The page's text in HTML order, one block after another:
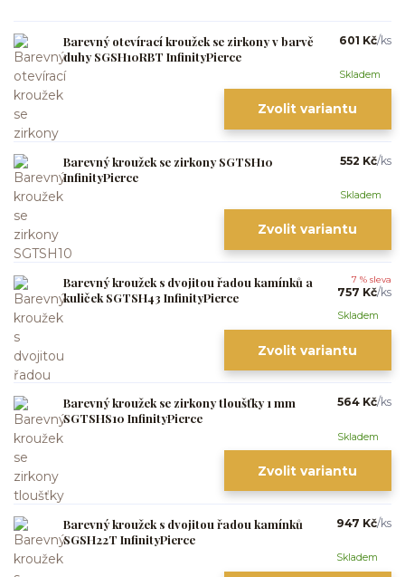
Barevný otevírací kroužek se zirkony v barvě
duhy SGSH10RBT InfinityPierce
601 Kč/ks
Skladem
Zvolit variantu
Barevný kroužek se zirkony SGTSH10
InfinityPierce
552 Kč/ks
Skladem
Zvolit variantu
Barevný kroužek s dvojitou řadou kamínků a
kuliček SGTSH43 InfinityPierce
7 % sleva
757 Kč/ks
Skladem
Zvolit variantu
Barevný kroužek se zirkony tloušťky 1 mm
SGTSHS10 InfinityPierce
564 Kč/ks
Skladem
Zvolit variantu
Barevný kroužek s dvojitou řadou kamínků
SGSH22T InfinityPierce
947 Kč/ks
Skladem